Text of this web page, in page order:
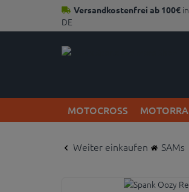
Versandkostenfrei ab 100€
DE
MOTOCROSS
Weiter einkaufen SAMs